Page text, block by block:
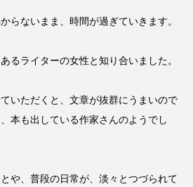
らないまま、時間が過ぎていきます。
るライターの女性と知り合いました。
いただくと、文章が抜群にうまいので
本も出している作家さんのようでし
や、普段の日常が、淡々とつづられて